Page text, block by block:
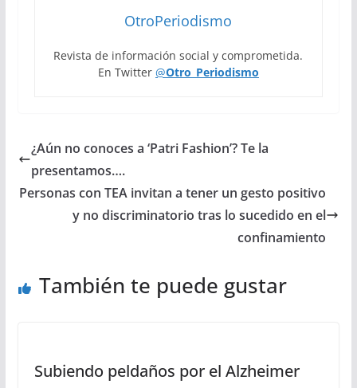
OtroPeriodismo
Revista de información social y comprometida.
En Twitter @Otro_Periodismo
¿Aún no conoces a ‘Patri Fashion’? Te la
presentamos….
Personas con TEA invitan a tener un gesto positivo
y no discriminatorio tras lo sucedido en el
confinamiento
También te puede gustar
Subiendo peldaños por el Alzheimer